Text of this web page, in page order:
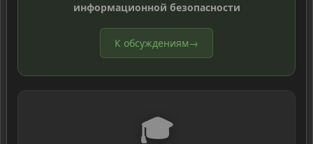
информационной безопасности
К обсуждениям→
🎓